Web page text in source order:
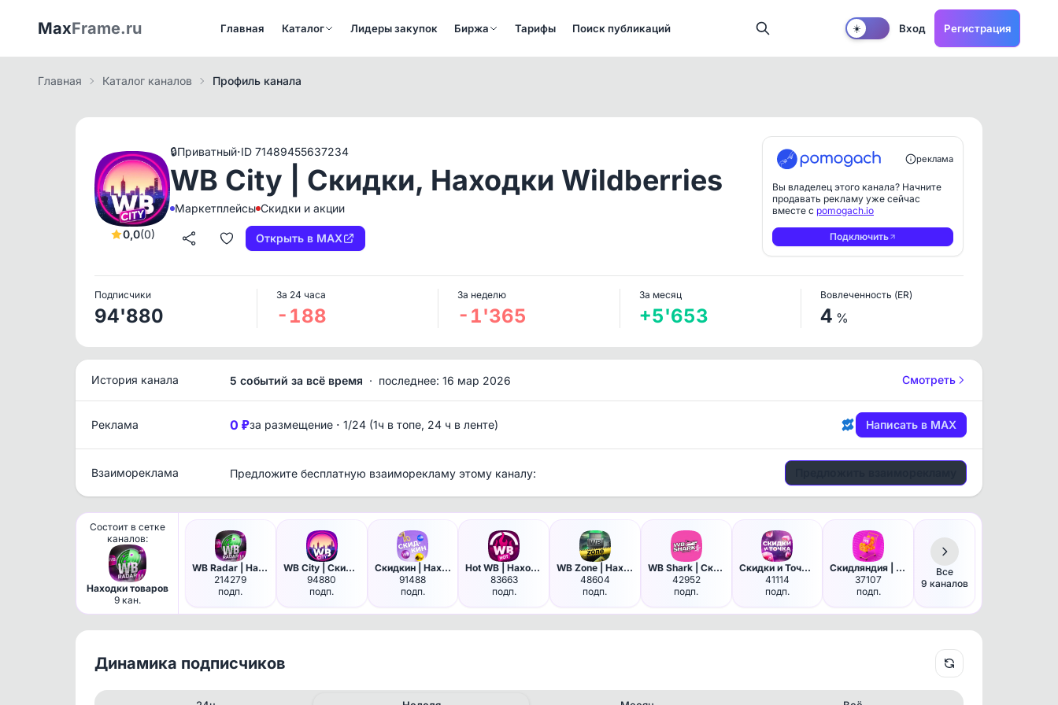
MaxFrame.ru Главная Каталог Лидеры закупок Биржа Тарифы Поиск публикаций ☀️ Вход Регистрация
Главная Каталог каналов Профиль канала
0,0(0)
🔒Приватный·ID 71489455637234
WB City | Скидки, Находки Wildberries
Маркетплейсы Скидки и акции
Открыть в MAX
реклама
Вы владелец этого канала? Начните
продавать рекламу уже сейчас
вместе с pomogach.io
Подключить
Подписчики
94'880
За 24 часа
-188
За неделю
-1'365
За месяц
+5'653
Вовлеченность (ER)
4 %
История канала 5 событий за всё время · последнее: 16 мар 2026 Смотреть
Реклама 0 ₽за размещение · 1/24 (1ч в топе, 24 ч в ленте) Написать в MAX
Взаимореклама Предложите бесплатную взаиморекламу этому каналу:
Состоит в сетке
каналов:
Находки товаров
9 кан.
WB Radar | Находки с Wildberr…
214279
подп.
WB City | Скидки, Находки Wil…
94880
подп.
Скидкин | Находки на Wildberr…
91488
подп.
Hot WB | Находки с Wildberrie…
83663
подп.
WB Zone | Находки и акции Wil…
48604
подп.
WB Shark | Скидки на Wildberr…
42952
подп.
Скидки и Точка | Находки WB, …
41114
подп.
Скидляндия | Находки Wildberr…
37107
подп.
Все
9 каналов
Динамика подписчиков